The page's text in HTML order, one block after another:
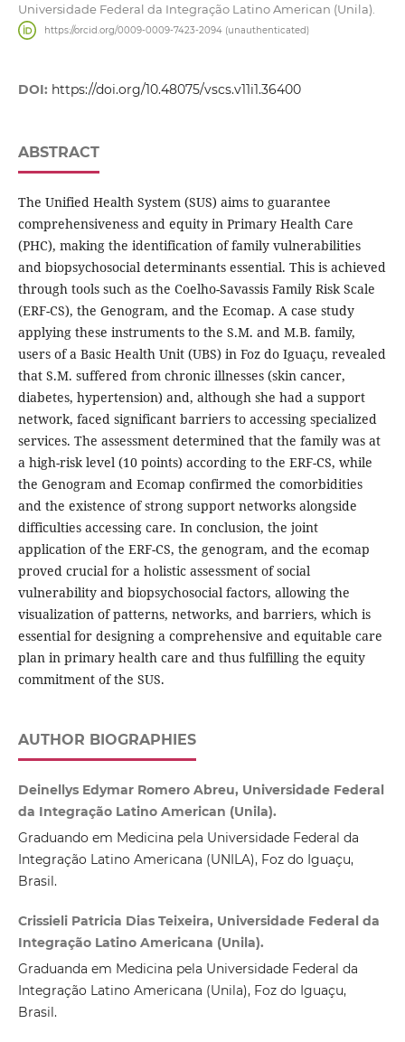
Universidade Federal da Integração Latino American (Unila).
https://orcid.org/0009-0009-7423-2094 (unauthenticated)
DOI: https://doi.org/10.48075/vscs.v11i1.36400
ABSTRACT
The Unified Health System (SUS) aims to guarantee
comprehensiveness and equity in Primary Health Care
(PHC), making the identification of family vulnerabilities
and biopsychosocial determinants essential. This is achieved
through tools such as the Coelho-Savassis Family Risk Scale
(ERF-CS), the Genogram, and the Ecomap. A case study
applying these instruments to the S.M. and M.B. family,
users of a Basic Health Unit (UBS) in Foz do Iguaçu, revealed
that S.M. suffered from chronic illnesses (skin cancer,
diabetes, hypertension) and, although she had a support
network, faced significant barriers to accessing specialized
services. The assessment determined that the family was at
a high-risk level (10 points) according to the ERF-CS, while
the Genogram and Ecomap confirmed the comorbidities
and the existence of strong support networks alongside
difficulties accessing care. In conclusion, the joint
application of the ERF-CS, the genogram, and the ecomap
proved crucial for a holistic assessment of social
vulnerability and biopsychosocial factors, allowing the
visualization of patterns, networks, and barriers, which is
essential for designing a comprehensive and equitable care
plan in primary health care and thus fulfilling the equity
commitment of the SUS.
AUTHOR BIOGRAPHIES
Deinellys Edymar Romero Abreu, Universidade Federal
da Integração Latino American (Unila).
Graduando em Medicina pela Universidade Federal da
Integração Latino Americana (UNILA), Foz do Iguaçu,
Brasil.
Crissieli Patricia Dias Teixeira, Universidade Federal da
Integração Latino Americana (Unila).
Graduanda em Medicina pela Universidade Federal da
Integração Latino Americana (Unila), Foz do Iguaçu,
Brasil.